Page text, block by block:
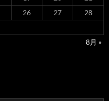
26 27
28
8月 »